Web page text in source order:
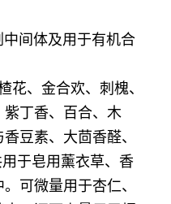
间体及用于有机合
花、金合欢、刺槐、
丁香、百合、木
豆素、大茴香醛、
用于皂用薰衣草、香
可微量用于杏仁、